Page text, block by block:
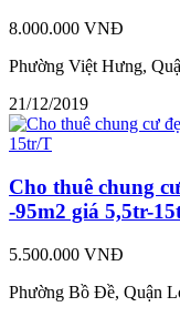
8.000.000 VNĐ
Phường Việt Hưng,
21/12/2019
Cho thuê chung
-95m2 giá 5,5tr-
5.500.000 VNĐ
Phường Bồ Đề, Quận